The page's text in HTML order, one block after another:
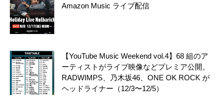
Amazon Music ライブ配信
【YouTube Music Weekend vol.4】68 組のア
ーティストがライブ映像などプレミア公開。
RADWIMPS、乃木坂46、ONE OK ROCK が
ヘッドライナー（12/3〜12/5）